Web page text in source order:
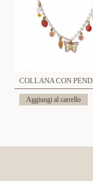
Aggiungi al carrello